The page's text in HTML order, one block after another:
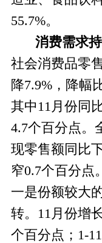
55.7%。
消费需求持
社会消费品零
降7.9%，降幅
其中11月份同
4.7个百分点。
现零售额同比
窄0.7个百分点
一是份额较大
转。11月份增
个百分点；1-